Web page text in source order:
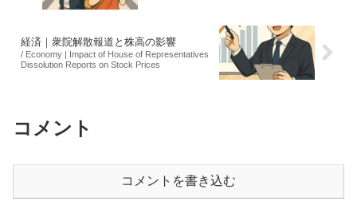
経済｜衆院解散報道と株高の影響
/ Economy | Impact of House of Representatives
Dissolution Reports on Stock Prices
コメント
コメントを書き込む